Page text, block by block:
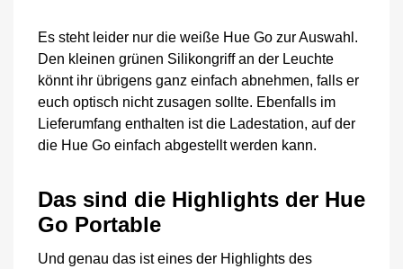
Es steht leider nur die weiße Hue Go zur Auswahl.
Den kleinen grünen Silikongriff an der Leuchte
könnt ihr übrigens ganz einfach abnehmen, falls er
euch optisch nicht zusagen sollte. Ebenfalls im
Lieferumfang enthalten ist die Ladestation, auf der
die Hue Go einfach abgestellt werden kann.
Das sind die Highlights der Hue
Go Portable
Und genau das ist eines der Highlights des